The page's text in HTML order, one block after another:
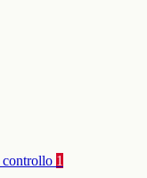
controllo 1